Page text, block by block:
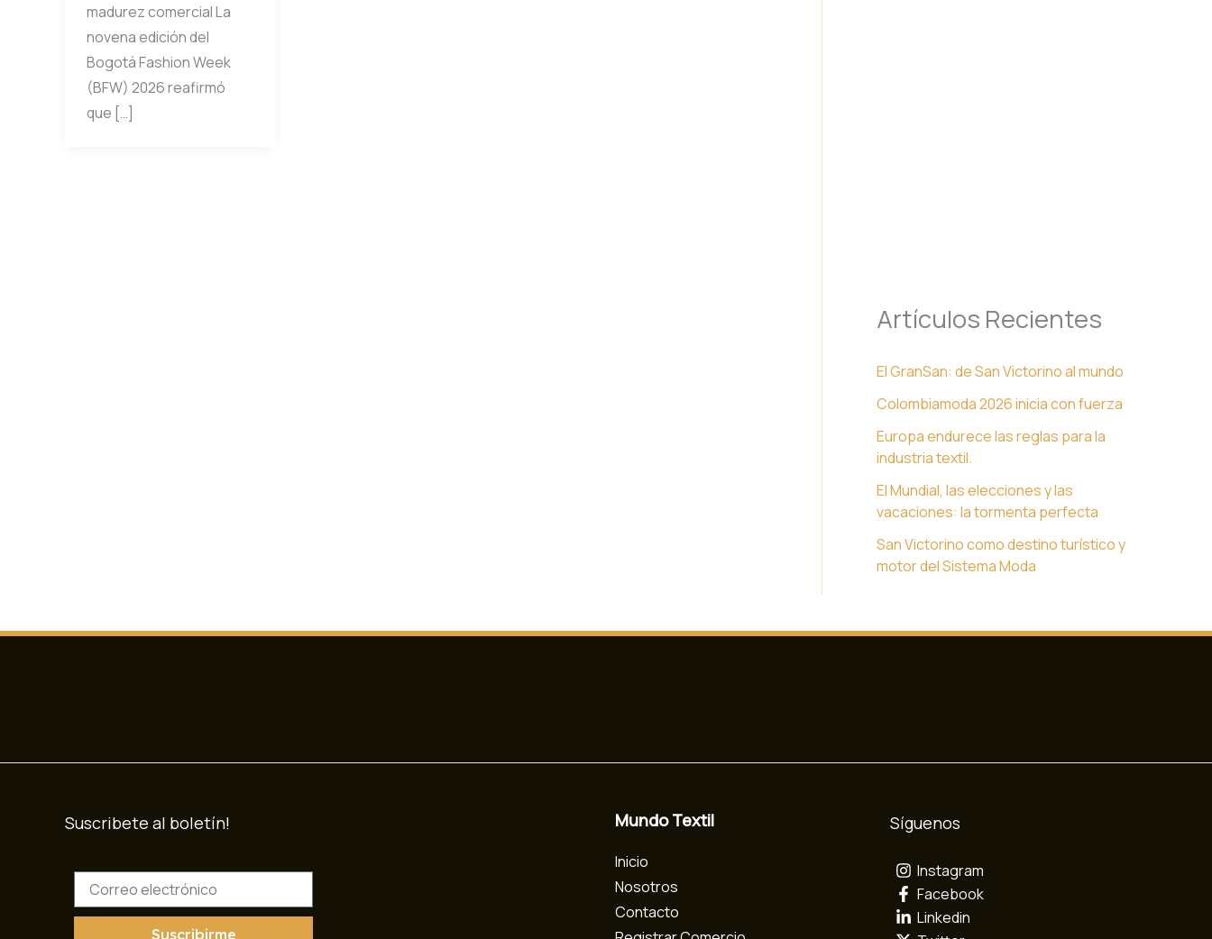
madurez comercial La
novena edición del
Bogotá Fashion Week
(BFW) 2026 reafirmó
que […]
Artículos Recientes
El GranSan: de San Victorino al mundo
Colombiamoda 2026 inicia con fuerza
Europa endurece las reglas para la
industria textil.
El Mundial, las elecciones y las
vacaciones: la tormenta perfecta
San Victorino como destino turístico y
motor del Sistema Moda
Suscribete al boletín!
r
Suscribirme
Mundo Textil
Inicio
Nosotros
Contacto
Síguenos
Instagram
Facebook
Linkedin